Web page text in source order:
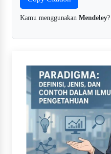
Kamu menggunakan Mendeley?